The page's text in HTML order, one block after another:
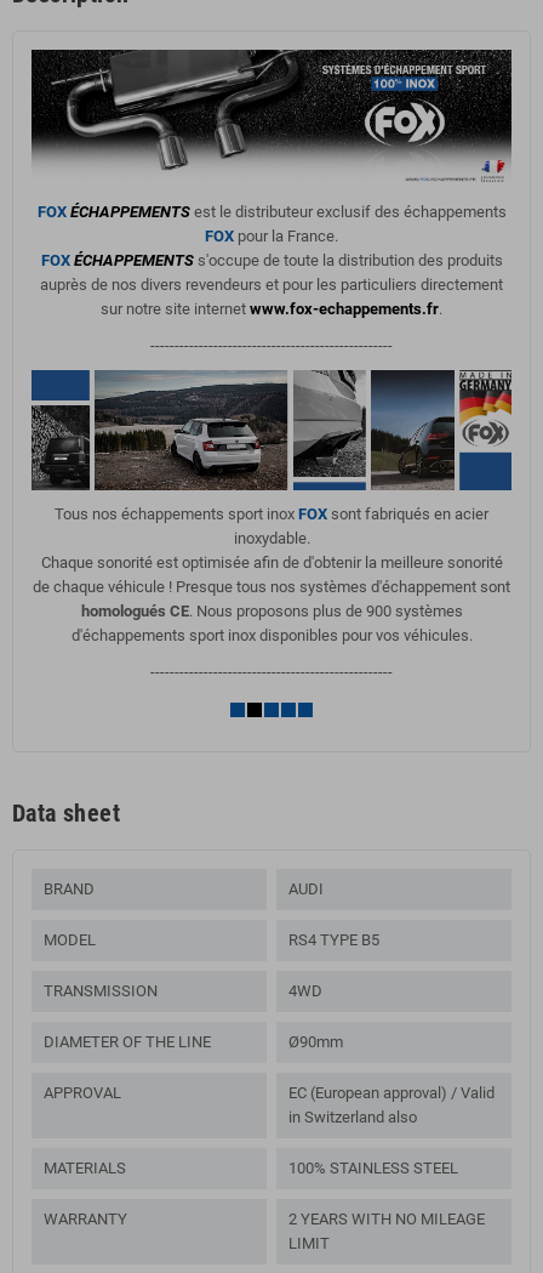
FOX ÉCHAPPEMENTSest le distributeur exclusif des échappements
FOX pour la France.
FOX ÉCHAPPEMENTSs'occupe de toute la distribution des produits
auprès de nos divers revendeurs et pour les particuliers directement
sur notre site internet www.fox-echappements.fr.
--------------------------------------------------
Tous nos échappements sport inox FOX sont fabriqués en acier
inoxydable.
Chaque sonorité est optimisée afin de d'obtenir la meilleure sonorité
de chaque véhicule ! Presque tous nos systèmes d'échappement sont
homologués CE. Nous proposons plus de 900 systèmes
d'échappements sport inox disponibles pour vos véhicules.
--------------------------------------------------
Data sheet
BRAND AUDI
MODEL RS4 TYPE B5
TRANSMISSION 4WD
DIAMETER OF THE LINE Ø90mm
APPROVAL
EC (European approval) / Valid
in Switzerland also
MATERIALS 100% STAINLESS STEEL
WARRANTY
2 YEARS WITH NO MILEAGE
LIMIT